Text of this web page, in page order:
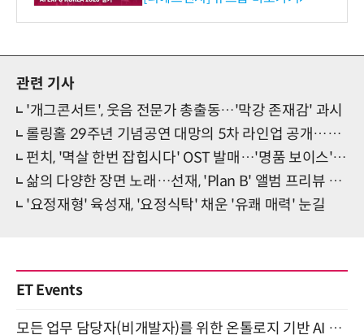
관련 기사
'개그콘서트', 웃음 전문가 총출동…'막강 존재감' 과시
롤링홀 29주년 기념공연 대망의 5차 라인업 공개…해리빅버튼 참전
펀치, '멱살 한번 잡힙시다' OST 발매…'명품 보이스' 기대
삶의 다양한 장면 노래…선재, 'Plan B' 앨범 프리뷰 공개
'요정재형' 육성재, '요정식탁' 채운 '유쾌 매력' 눈길
ET Events
모든 업무 담당자(비개발자)를 위한 온톨로지 기반 AI 지식체계 설계 1-day 워크숍 8월 20일 개최